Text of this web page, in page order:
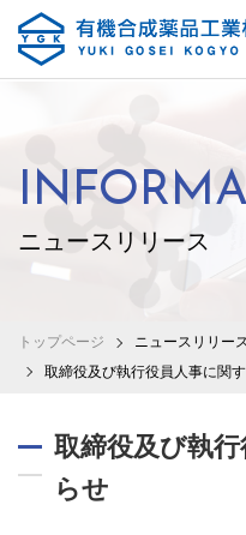
ニュースリリース
トップページ
ニュースリリー
取締役及び執行役員人事に関
取締役及び執
らせ